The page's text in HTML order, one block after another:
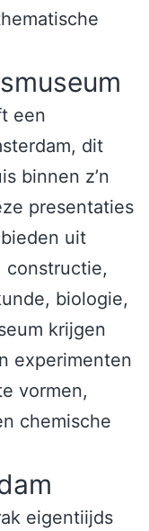
een
dit
binnen z’n
presentaties
uit
constructie,
biologie,
krijgen
experimenten
vormen,
chemische
eigentiijds